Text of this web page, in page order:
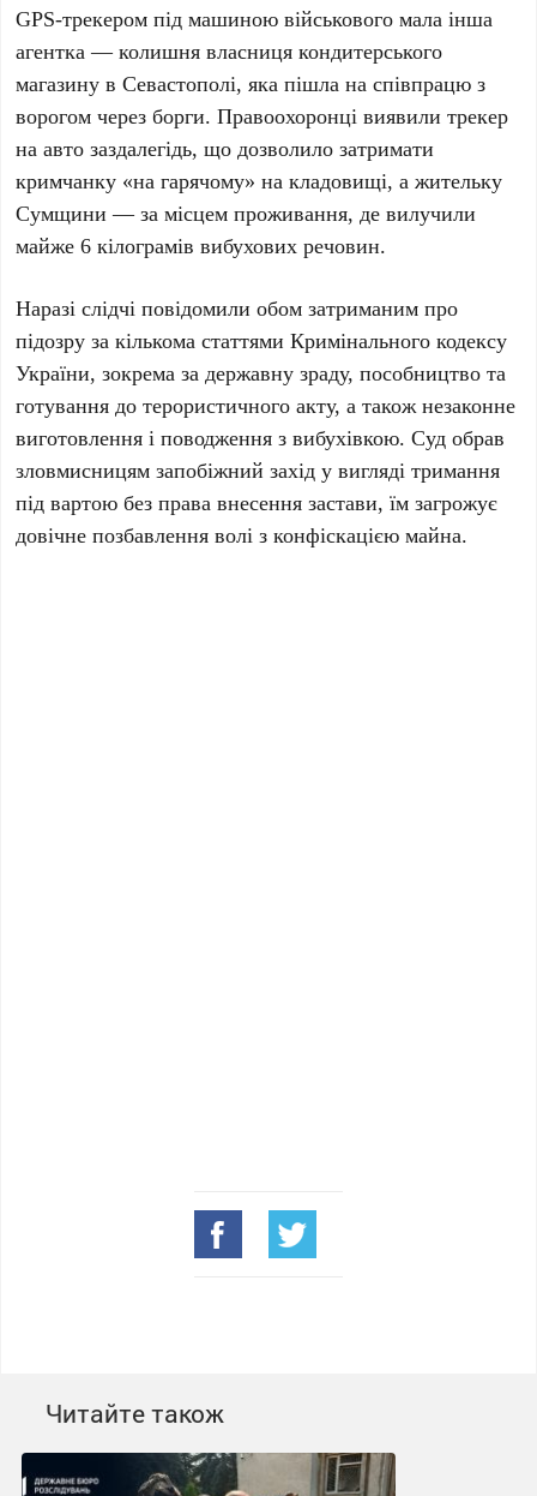
GPS-трекером під машиною військового мала інша
агентка — колишня власниця кондитерського
магазину в Севастополі, яка пішла на співпрацю з
ворогом через борги. Правоохоронці виявили трекер
на авто заздалегідь, що дозволило затримати
кримчанку «на гарячому» на кладовищі, а жительку
Сумщини — за місцем проживання, де вилучили
майже 6 кілограмів вибухових речовин.
Наразі слідчі повідомили обом затриманим про
підозру за кількома статтями Кримінального кодексу
України, зокрема за державну зраду, пособництво та
готування до терористичного акту, а також незаконне
виготовлення і поводження з вибухівкою. Суд обрав
зловмисницям запобіжний захід у вигляді тримання
під вартою без права внесення застави, їм загрожує
довічне позбавлення волі з конфіскацією майна.
Читайте також